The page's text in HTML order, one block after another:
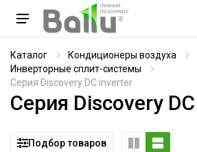
Каталог
Кондиционеры воздуха
Инверторные сплит-системы
Серия Discovery DC inverter
Серия Discovery
Подбор товаров